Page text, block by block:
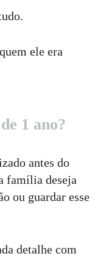
ele era
1 ano?
antes do
família deseja
ou guardar esse
detalhe com